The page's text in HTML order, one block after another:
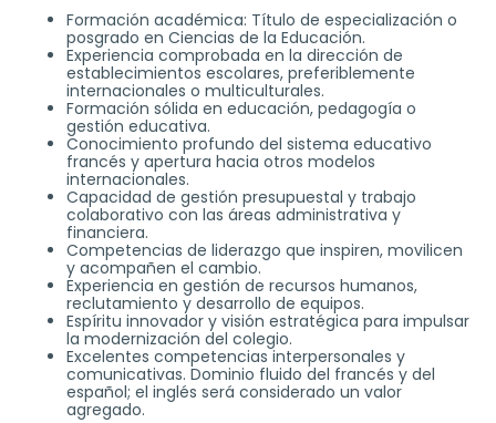
Formación académica: Título de especialización o
posgrado en Ciencias de la Educación.
Experiencia comprobada en la dirección de
establecimientos escolares, preferiblemente
internacionales o multiculturales.
Formación sólida en educación, pedagogía o
gestión educativa.
Conocimiento profundo del sistema educativo
francés y apertura hacia otros modelos
internacionales.
Capacidad de gestión presupuestal y trabajo
colaborativo con las áreas administrativa y
financiera.
Competencias de liderazgo que inspiren, movilicen
y acompañen el cambio.
Experiencia en gestión de recursos humanos,
reclutamiento y desarrollo de equipos.
Espíritu innovador y visión estratégica para impulsar
la modernización del colegio.
Excelentes competencias interpersonales y
comunicativas. Dominio fluido del francés y del
español; el inglés será considerado un valor
agregado.